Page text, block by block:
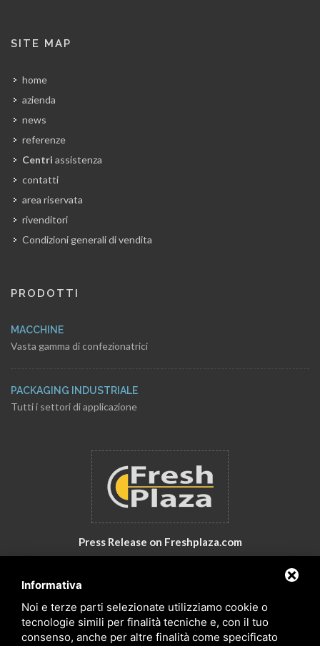
SITE MAP
home
azienda
news
referenze
Centri assistenza
contatti
area riservata
rivenditori
Condizioni generali di vendita
PRODOTTI
MACCHINE
Vasta gamma di confezionatrici
PACKAGING INDUSTRIALE
Tutti i settori di applicazione
Press Release on Freshplaza.com
Informativa
Noi e terze parti selezionate utilizziamo cookie o
tecnologie simili per finalità tecniche e, con il tuo
consenso, anche per altre finalità come specificato